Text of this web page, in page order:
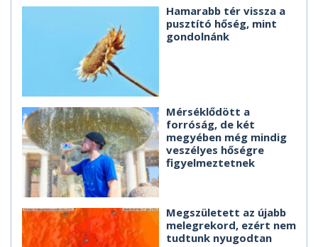
Hamarabb tér vissza a
pusztító hőség, mint
gondolnánk
Mérséklődött a
forróság, de két
megyében még mindig
veszélyes hőségre
figyelmeztetnek
Megszületett az újabb
melegrekord, ezért nem
tudtunk nyugodtan